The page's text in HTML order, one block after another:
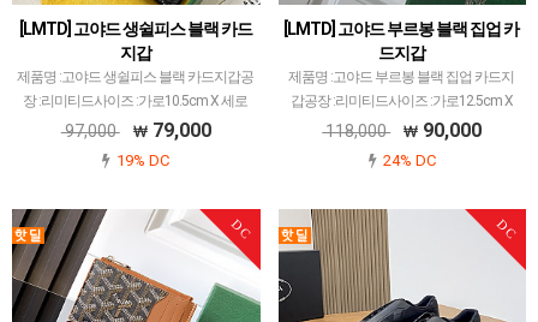
[LMTD] 고야드 생쉴피스 블랙 카드
지갑
제품명 :고야드 생쉴피스 블랙 카드지갑공
장 :리미티드사이즈 :가로10.5cm X 세로
7cm색상 :블랙소재 :캔버스 앤카프스킨고
소화된 공장입니다.고야드에서 많이 사용
97,000 79,000
19% DC
[LMTD] 고야드 부르봉 블랙 집업 카
드지갑
제품명 :고야드 부르봉 블랙 집업 카드지
갑공장 :리미티드사이즈 :가로12.5cm X
세로8.4cm X 폭1cm색상 :블랙소재 :캔버
체 차이 가장 최소화된 공장입니다.고야드
118,000 90,000
24% DC
DC DC